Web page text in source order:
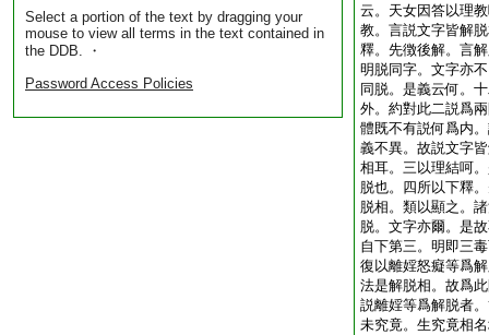
Select a portion of the text by dragging your
mouse to view all terms in the text contained in
the DDB. ・
Password Access Policies
云。天女因答以理
教。言説文字皆解
釋。先徴後解。言
明脱同字。文字亦
同脱。是義云何。
外。約對此二説爲
體既不有説何爲内
義不異。故説文字
相耳。三以理結呵
脱也。四所以下釋
脱相。類以顯之。
脱。文字亦爾。是
自下第三。明即三
復以離婬怒癡等爲
法是解脱相。故爲
説離婬等爲解脱者
未究竟。生究竟相